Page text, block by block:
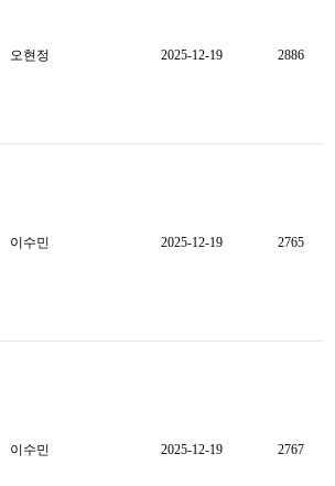
오현정 2025-12-19 2886
이수민 2025-12-19 2765
이수민 2025-12-19 2767